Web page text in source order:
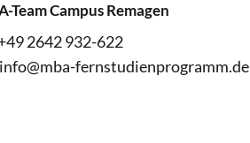
Team Campus Remagen
2642 932-622
info@mba-fernstudienprogramm.de